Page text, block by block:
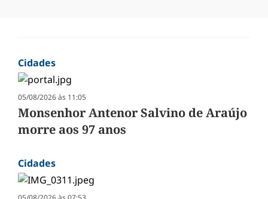
Cidades
05/08/2026 às 11:05
Monsenhor Antenor Salvino de Araújo
morre aos 97 anos
Cidades